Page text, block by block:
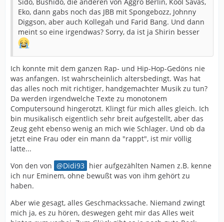
Eko, dann gabs noch das JBB mit Spongebozz, Johnny
Diggson, aber auch Kollegah und Farid Bang. Und dann
meint so eine irgendwas? Sorry, da ist ja Shirin besser
Ich konnte mit dem ganzen Rap- und Hip-Hop-Gedöns nie
was anfangen. Ist wahrscheinlich altersbedingt. Was hat
das alles noch mit richtiger, handgemachter Musik zu tun?
Da werden irgendwelche Texte zu monotonem
Computersound hingerotzt. Klingt für mich alles gleich. Ich
bin musikalisch eigentlich sehr breit aufgestellt, aber das
Zeug geht ebenso wenig an mich wie Schlager. Und ob da
jetzt eine Frau oder ein mann da "rappt", ist mir völlig
latte...
Von den von
Didi93 hier aufgezählten Namen z.B. kenne
ich nur Eminem, ohne bewußt was von ihm gehört zu
haben.
Aber wie gesagt, alles Geschmackssache. Niemand zwingt
mich ja, es zu hören, deswegen geht mir das Alles weit